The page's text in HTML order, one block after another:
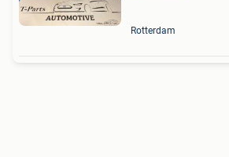
Rotterdam